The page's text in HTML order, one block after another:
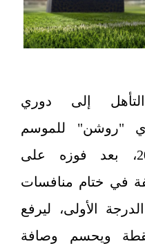
إلى دوري
"روشن" للموسم
الرياضي 2026-2027، بعد فوزه على
في ختام منافسات
الأولى، ليرفع
إلى 73 نقطة ويحسم وصافة